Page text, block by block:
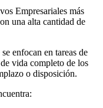
Empresariales más
una alta cantidad de
enfocan en tareas de
vida completo de los
o disposición.